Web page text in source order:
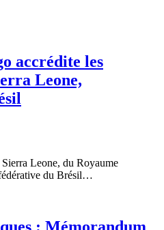
accrédite les
Leone,
Leone, du Royaume
du Brésil…